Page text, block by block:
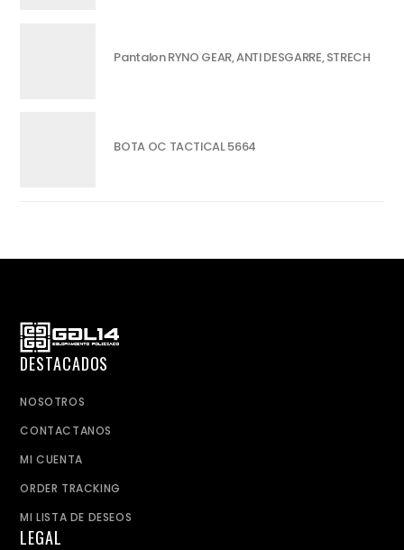
Pantalon RYNO GEAR, ANTI DESGARRE, STRECH
BOTA OC TACTICAL 5664
DESTACADOS
NOSOTROS
CONTACTANOS
MI CUENTA
ORDER TRACKING
MI LISTA DE DESEOS
LEGAL